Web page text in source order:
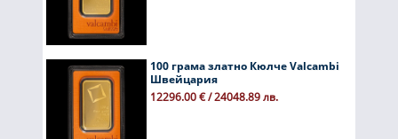
100 грама златно Кюлче Valcambi
Швейцария
12296.00 € / 24048.89 лв.